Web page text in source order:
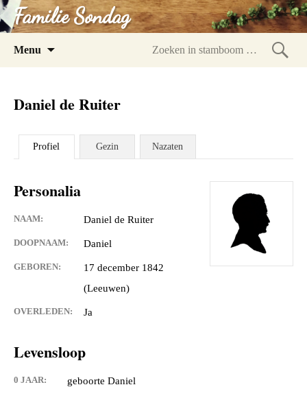
Familie Sondag
Menu
Daniel de Ruiter
Profiel Gezin Nazaten
Personalia
NAAM: Daniel de Ruiter
DOOPNAAM: Daniel
GEBOREN:
17 december 1842
(Leeuwen)
OVERLEDEN: Ja
Levensloop
0 JAAR: geboorte Daniel